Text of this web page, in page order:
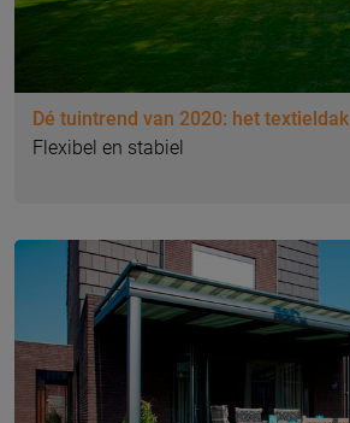
Dé tuintrend van 2020: het textieldak
Flexibel en stabiel